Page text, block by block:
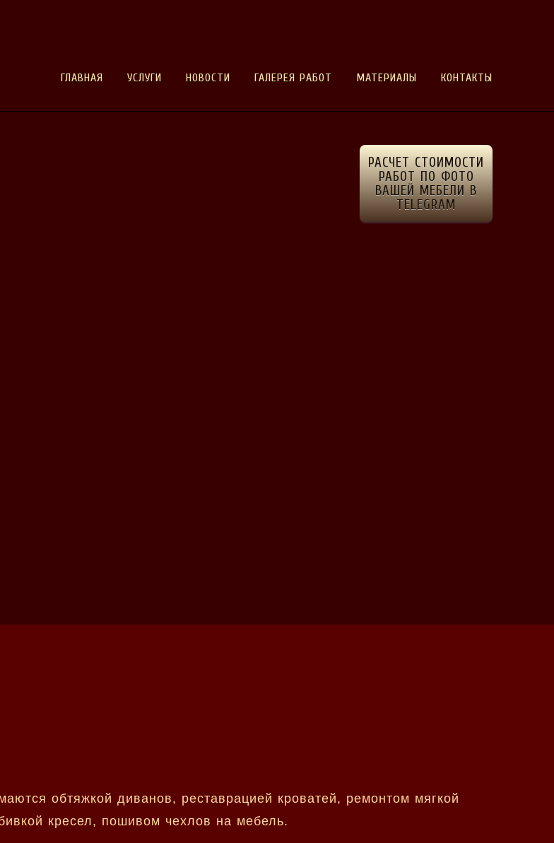
ГЛАВНАЯ УСЛУГИ НОВОСТИ ГАЛЕРЕЯ РАБОТ МАТЕРИАЛЫ КОНТАКТЫ
РАСЧЕТ СТОИМОСТИ
РАБОТ ПО ФОТО
ВАШЕЙ МЕБЕЛИ В
TELEGRAM
обтяжкой диванов, реставрацией кроватей, ремонтом мягкой
кресел, пошивом чехлов на мебель.